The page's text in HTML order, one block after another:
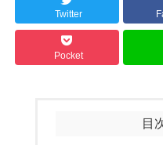
Twitter
Pocket
目